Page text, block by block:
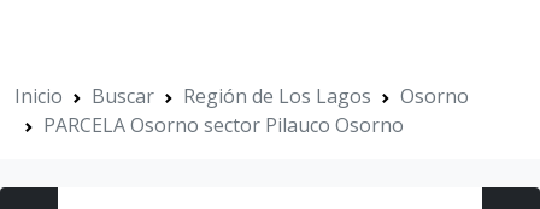
Inicio Buscar Región de Los Lagos
Osorno
PARCELA Osorno sector Pilauco Osorno